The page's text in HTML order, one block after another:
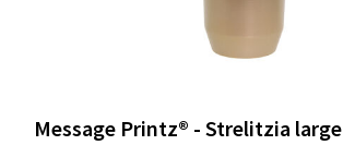
Message Printz® - Strelitzia large